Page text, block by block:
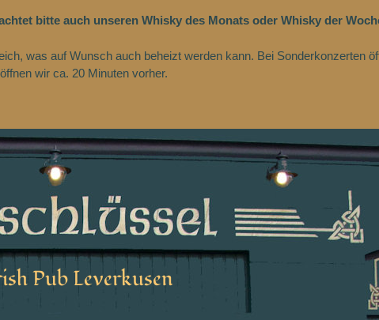
bitte auch unseren Whisky des Monats oder Whisky der
was auf Wunsch auch beheizt werden kann. Bei Sonderkonzerten
wir ca. 20 Minuten vorher.
Pub Leverkusen